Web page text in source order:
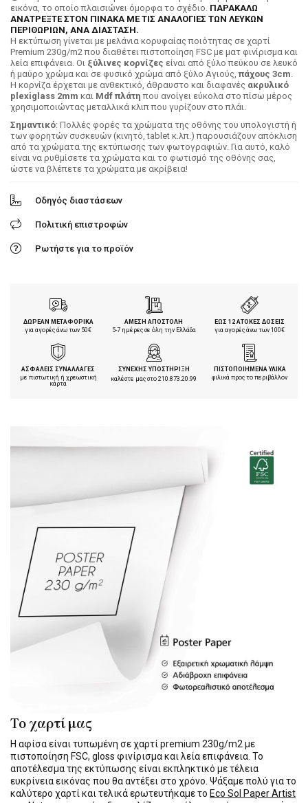
εικόνα, το οποίο πλαισιώνει όμορφα το σχέδιο. ΠΑΡΑΚΑΛΩ
ΑΝΑΤΡΕΞΤΕ ΣΤΟΝ ΠΙΝΑΚΑ ΜΕ ΤΙΣ ΑΝΑΛΟΓΙΕΣ ΤΩΝ ΛΕΥΚΩΝ
ΠΕΡΙΘΩΡΙΩΝ, ΑΝΑ ΔΙΑΣΤΑΣΗ.
H εκτύπωση γίνεται με μελάνια κορυφαίας ποιότητας σε χαρτί
Premium 230g/m2 που διαθέτει πιστοποίηση FSC με ματ φινίρισμα και
λεία επιφάνεια. Οι ξύλινες κορνίζες είναι από ξύλο πεύκου σε λευκό
ή μαύρο χρώμα και σε φυσικό χρώμα από ξύλο Αγιούς, πάχους 3cm.
Η κορνίζα έρχεται με ανθεκτικό, άθραυστο και διαφανές ακρυλικό
plexiglass 2mm και Mdf πλάτη που ανοίγει εύκολα στο πίσω μέρος
χρησιμοποιώντας μεταλλικά κλιπ που γυρίζουν στο πλάι.
Σημαντικό: Πολλές φορές τα χρώματα της οθόνης του υπολογιστή ή
των φορητών συσκευών (κινητό, tablet κ.λπ.) παρουσιάζουν απόκλιση
από τα χρώματα της εκτύπωσης των φωτογραφιών. Για αυτό, καλό
είναι να ρυθμίσετε τα χρώματα και το φωτισμό της οθόνης σας,
ώστε να βλέπετε τα χρώματα με ακρίβεια!
Οδηγός διαστάσεων
Πολιτική επιστροφών
Ρωτήστε για το προϊόν
ΔΩΡΕΑΝ ΜΕΤΑΦΟΡΙΚΑ
για αγορές άνω των 50€
ΑΜΕΣΗ ΑΠΟΣΤΟΛΗ
5-7 ημέρες σε όλη την Ελλάδα
ΕΩΣ 12 ΑΤΟΚΕΣ ΔΟΣΕΙΣ
για αγορές άνω των 100€
ΑΣΦΑΛΕΙΣ ΣΥΝΑΛΛΑΓΕΣ
με πιστωτική ή χρεωστική
κάρτα
ΣΥΝΕΧΗΣ ΥΠΟΣΤΗΡΙΞΗ
καλέστε μας στο210.873.20.99
ΠΙΣΤΟΠΟΙΗΜΕΝΑ ΥΛΙΚΑ
φιλικά προς το περιβάλλον
Το χαρτί μας
Η αφίσα είναι τυπωμένη σε χαρτί premium 230g/m2 με
πιστοποίηση FSC, gloss φινίρισμα και λεία επιφάνεια. Το
αποτέλεσμα της εκτύπωσης είναι εκπληκτικό με τέλεια
ευκρίνεια εικόνας που θα αντέξει στο χρόνο. Ψάξαμε πολύ για το
καλύτερο χαρτί και τελικά ερωτευτήκαμε το Eco Sol Paper Artist